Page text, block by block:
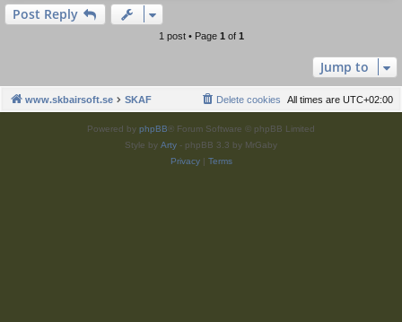
Post Reply
1 post • Page 1of 1
Jump to
www.skbairsoft.se SKAF All times are UTC+02:00
Delete cookies
Powered by phpBB® Forum Software © phpBB Limited
Style by Arty - phpBB 3.3 by MrGaby
Privacy| Terms